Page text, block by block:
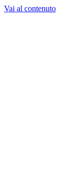
Vai al contenuto